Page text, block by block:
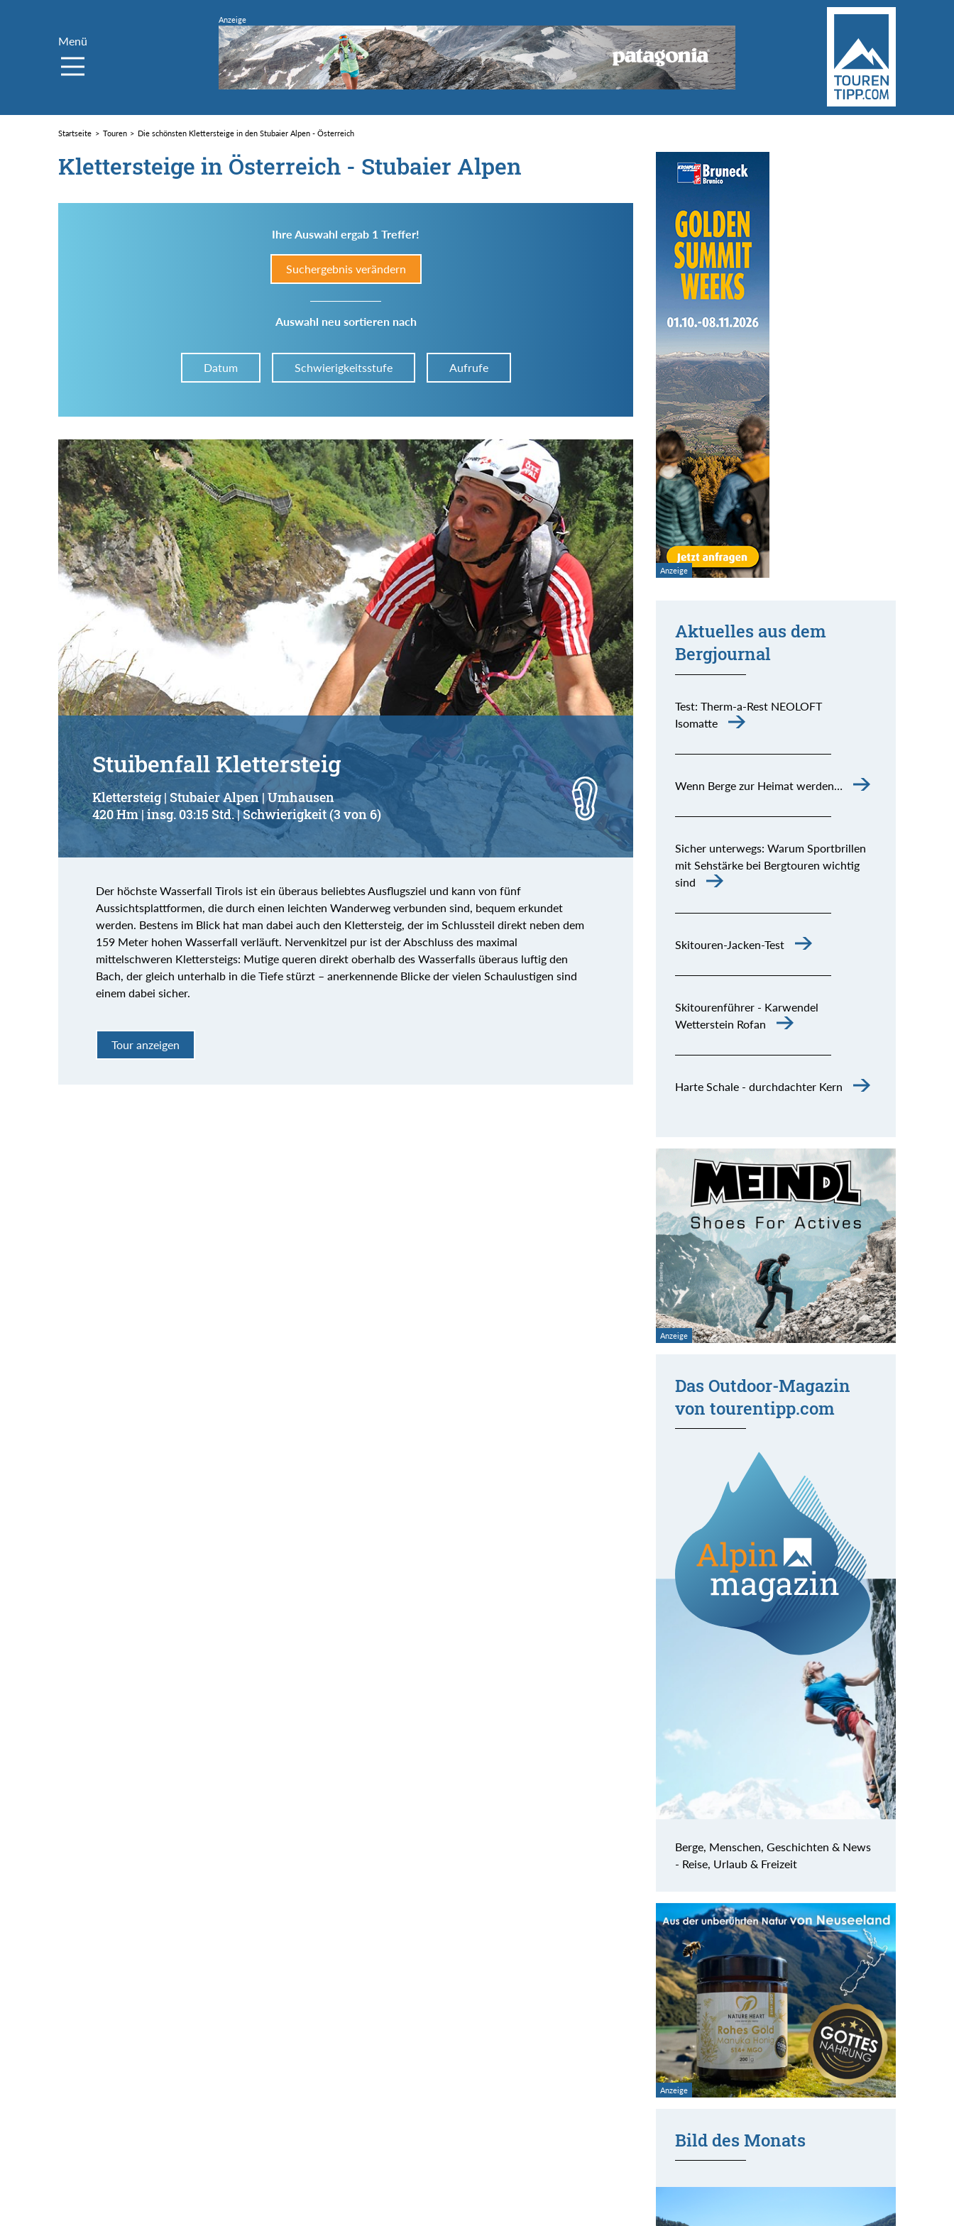
Menü
Startseite Touren Die schönsten Klettersteige in den Stubaier Alpen - Österreich
Klettersteige in Österreich - Stubaier Alpen
Ihre Auswahl ergab 1 Treffer!
Suchergebnis verändern
Auswahl neu sortieren nach
Datum Schwierigkeitsstufe Aufrufe
Im Tourenarchiv suchen
Land:
Region:
Gebirge:
Art der Tour:
Schwierigkeitsgrad:
von
bis
Kondition (Tourdauer):
von
bis
Suchbegriff:
Stuibenfall Klettersteig
Klettersteig | Stubaier Alpen | Umhausen
420 Hm | insg. 03:15 Std. | Schwierigkeit (3 von 6)
Der höchste Wasserfall Tirols ist ein überaus beliebtes Ausflugsziel und kann von fünf
Aussichtsplattformen, die durch einen leichten Wanderweg verbunden sind, bequem erkundet
werden. Bestens im Blick hat man dabei auch den Klettersteig, der im Schlussteil direkt neben dem
159 Meter hohen Wasserfall verläuft. Nervenkitzel pur ist der Abschluss des maximal
mittelschweren Klettersteigs: Mutige queren direkt oberhalb des Wasserfalls überaus luftig den
Bach, der gleich unterhalb in die Tiefe stürzt – anerkennende Blicke der vielen Schaulustigen sind
einem dabei sicher.
Tour anzeigen
Aktuelles aus dem
Bergjournal
Test: Therm-a-Rest NEOLOFT
Isomatte
Wenn Berge zur Heimat werden…
Sicher unterwegs: Warum Sportbrillen
mit Sehstärke bei Bergtouren wichtig
sind
Skitouren-Jacken-Test
Skitourenführer - Karwendel
Wetterstein Rofan
Harte Schale - durchdachter Kern
Das Outdoor-Magazin
von tourentipp.com
Berge, Menschen, Geschichten & News
- Reise, Urlaub & Freizeit
Bild des Monats